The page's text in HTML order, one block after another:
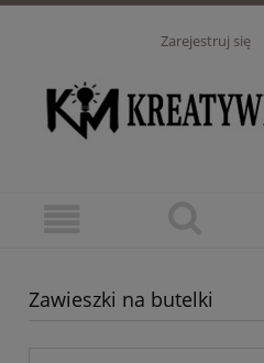
Zarejestruj się
Zawieszki na butelki